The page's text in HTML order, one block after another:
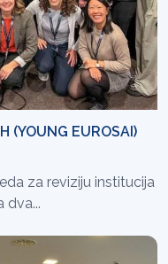
(YOUNG EUROSAI)
za reviziju institucija
dva...